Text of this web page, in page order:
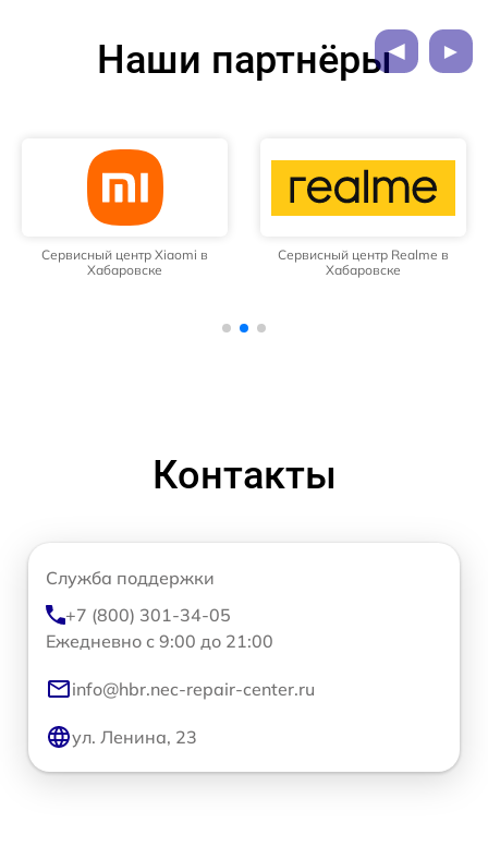
Наши партнёры
Сервисный центр Xiaomi в
Хабаровске
Сервисный центр Realme в
Хабаровске
Контакты
Служба поддержки
+7 (800) 301-34-05
Ежедневно с 9:00 до 21:00
info@hbr.nec-repair-center.ru
ул. Ленина, 23